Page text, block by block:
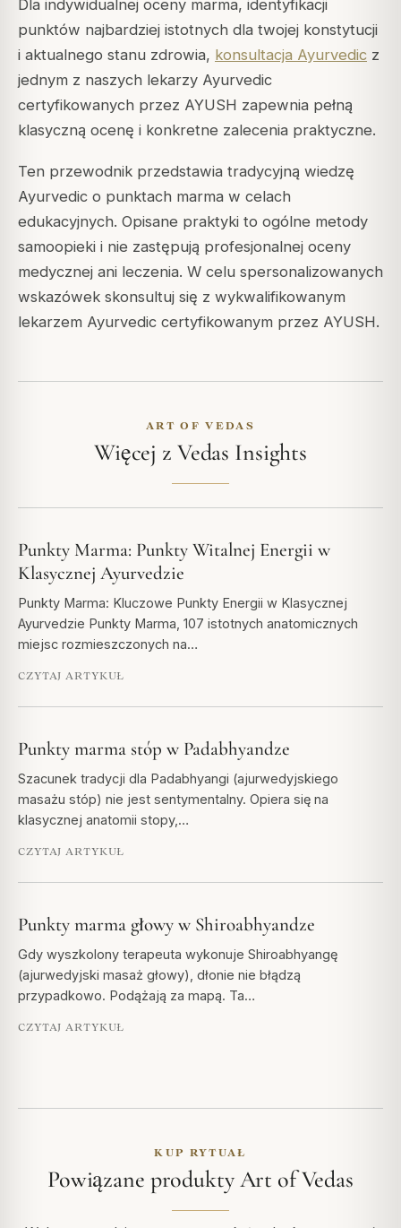
Dla indywidualnej oceny marma, identyfikacji
punktów najbardziej istotnych dla twojej konstytucji
i aktualnego stanu zdrowia, konsultacja Ayurvedic z
jednym z naszych lekarzy Ayurvedic
certyfikowanych przez AYUSH zapewnia pełną
klasyczną ocenę i konkretne zalecenia praktyczne.
Ten przewodnik przedstawia tradycyjną wiedzę
Ayurvedic o punktach marma w celach
edukacyjnych. Opisane praktyki to ogólne metody
samoopieki i nie zastępują profesjonalnej oceny
medycznej ani leczenia. W celu spersonalizowanych
wskazówek skonsultuj się z wykwalifikowanym
lekarzem Ayurvedic certyfikowanym przez AYUSH.
ART OF VEDAS
Więcej z Vedas Insights
Punkty Marma: Punkty Witalnej Energii w
Klasycznej Ayurvedzie
Punkty Marma: Kluczowe Punkty Energii w Klasycznej
Ayurvedzie Punkty Marma, 107 istotnych anatomicznych
miejsc rozmieszczonych na…
CZYTAJ ARTYKUŁ
Punkty marma stóp w Padabhyandze
Szacunek tradycji dla Padabhyangi (ajurwedyjskiego
masażu stóp) nie jest sentymentalny. Opiera się na
klasycznej anatomii stopy,…
CZYTAJ ARTYKUŁ
Punkty marma głowy w Shiroabhyandze
Gdy wyszkolony terapeuta wykonuje Shiroabhyangę
(ajurwedyjski masaż głowy), dłonie nie błądzą
przypadkowo. Podążają za mapą. Ta…
CZYTAJ ARTYKUŁ
KUP RYTUAŁ
Powiązane produkty Art of Vedas